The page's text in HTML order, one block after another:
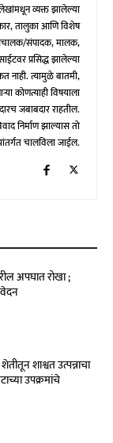
लेखांमधून व्यक्त झालेल्या
तालुका आणि विशेष
संचालक/संपादक, मालक,
प्रसिद्ध झालेल्या
नाही. त्यामुळे बातमी,
कोणत्याही विषयाला
जबाबदार राहतील.
निर्माण झाल्यास तो
चालविला जाईल.
अपघात रोखा ;
शाश्वत उत्पन्नाचा
उपक्रमांचे